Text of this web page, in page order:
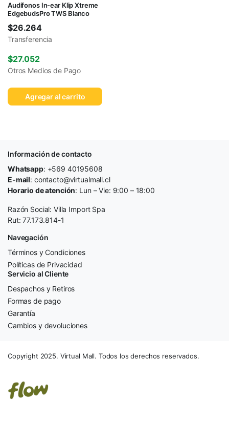
Audífonos In-ear Klip Xtreme
EdgebudsPro TWS Blanco
$26.264
Transferencia
$27.052
Otros Medios de Pago
Agregar al carrito
Información de contacto
Whatsapp: +569 40195608
E-mail: contacto@virtualmall.cl
Horario de atención: Lun – Vie: 9:00 – 18:00
Razón Social: Villa Import Spa
Rut: 77.173.814-1
Navegación
Términos y Condiciones
Políticas de Privacidad
Servicio al Cliente
Despachos y Retiros
Formas de pago
Garantía
Cambios y devoluciones
Copyright 2025. Virtual Mall. Todos los derechos reservados.